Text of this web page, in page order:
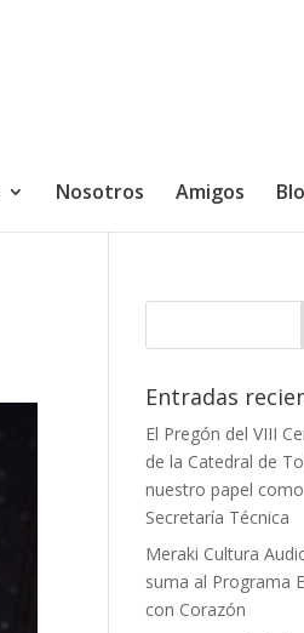
Nosotros Amigos
Entradas
El Pregón del VIII
de la Catedral de
nuestro papel como
Secretaría Técnica
Meraki Cultura
suma al Programa
con Corazón